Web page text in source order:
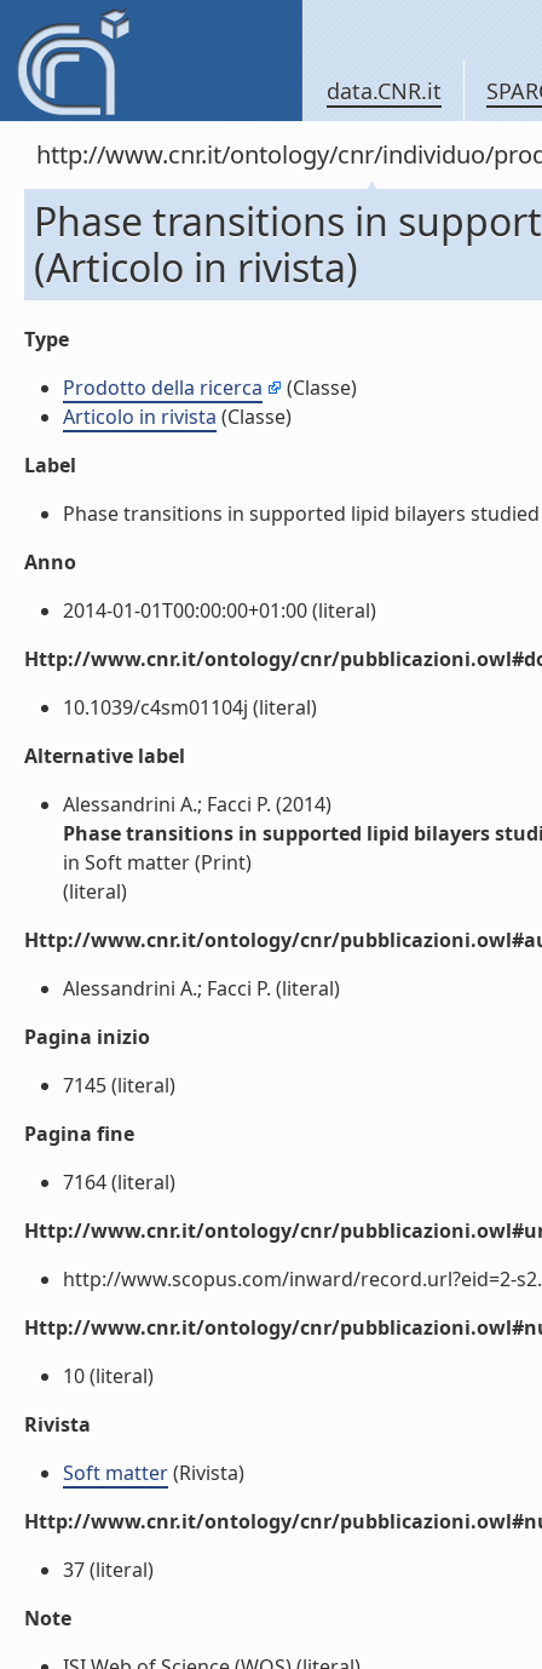
data.CNR.it
http://www.cnr.it/ontology/cnr/individuo/
Phase transitions in
(Articolo in rivista)
Type
Prodotto della ricerca
(Classe)
Articolo in rivista (Classe)
Label
Phase transitions in supported lipid bilayers
Anno
2014-01-01T00:00:00+01:00 (literal)
Http://www.cnr.it/ontology/cnr/
10.1039/c4sm01104j (literal)
Alternative label
Alessandrini A.; Facci P. (2014)
Phase transitions in supported lipid bilayers
in Soft matter (Print)
(literal)
Http://www.cnr.it/ontology/cnr/
Alessandrini A.; Facci P. (literal)
Pagina inizio
7145 (literal)
Pagina fine
7164 (literal)
Http://www.cnr.it/ontology/cnr/
http://www.scopus.com/inward/record.url?eid=2-
Http://www.cnr.it/ontology/cnr/
10 (literal)
Rivista
Soft matter(Rivista)
Http://www.cnr.it/ontology/cnr/
37 (literal)
Note